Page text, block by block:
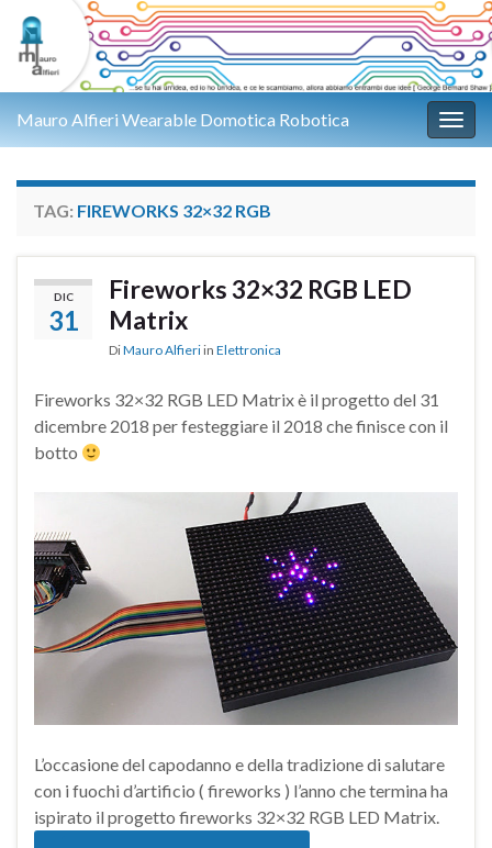
Mauro Alfieri Wearable Domotica Robotica
TAG: FIREWORKS 32×32 RGB
DIC
31
Fireworks 32×32 RGB LED
Matrix
DiMauro Alfieri in Elettronica
Fireworks 32×32 RGB LED Matrix è il progetto del 31
dicembre 2018 per festeggiare il 2018 che finisce con il
botto
L’occasione del capodanno e della tradizione di salutare
con i fuochi d’artificio ( fireworks ) l’anno che termina ha
ispirato il progetto fireworks 32×32 RGB LED Matrix.